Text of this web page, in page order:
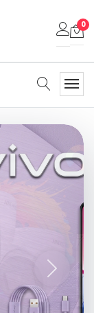
0
Commander
Suivant